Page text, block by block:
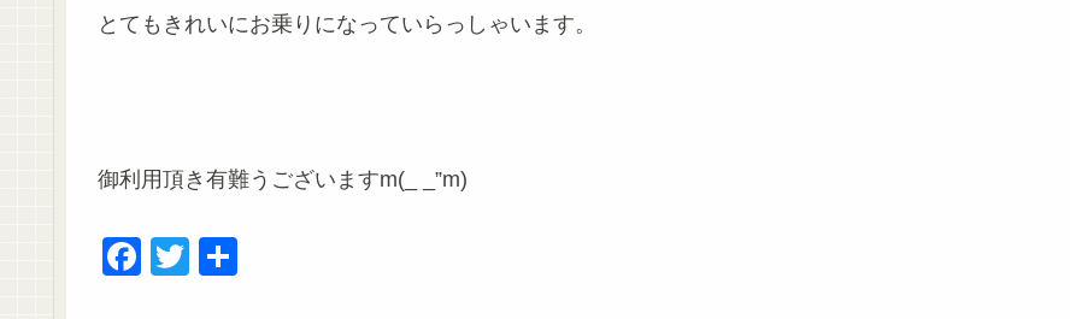
とてもきれいにお乗りになっていらっしゃいます。
御利用頂き有難うございますm(_ _”m)
F
T